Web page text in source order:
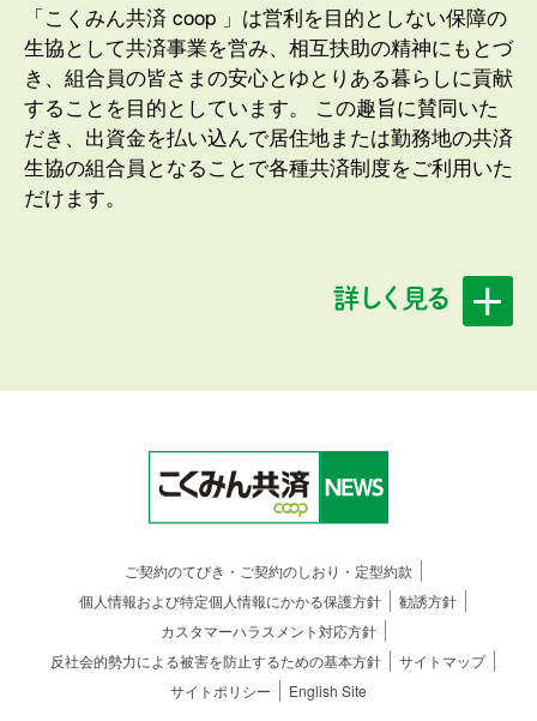
「こくみん共済 coop 」は営利を目的としない保障の
生協として共済事業を営み、相互扶助の精神にもとづ
き、組合員の皆さまの安心とゆとりある暮らしに貢献
することを目的としています。 この趣旨に賛同いた
だき、出資金を払い込んで居住地または勤務地の共済
生協の組合員となることで各種共済制度をご利用いた
だけます。
備えて、厚生労働省令に定められている共済契約準備
金をこえる充分な積み立てを行っています。 また、
資産運用のリスクを適切に管理し、健全な資産運用を
当会は、これからも引き続き健全な経営に努めていく
た、個人情報保護法をはじめ関連する法令等を遵守
し、お預かりしたお客さまに関する情報について厳重
な管理体制のもとに正確性・機密性・安全性の確保に
合わせください）。
新しく組合員になられる方へ（出資金について）
「こくみん共済 coop 」は消費生活協同組合法にもと
ご契約のてびき・ご契約のしおり・定型約款
個人情報および特定個人情報にかかる保護方針
勧誘方針
カスタマーハラスメント対応方針
反社会的勢力による被害を防止するための基本方針
サイトマップ
サイトポリシー
English Site